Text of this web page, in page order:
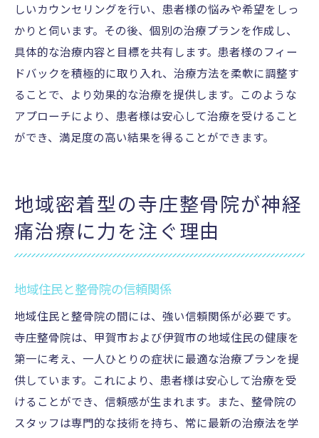
しいカウンセリングを行い、患者様の悩みや希望をしっ
かりと伺います。その後、個別の治療プランを作成し、
具体的な治療内容と目標を共有します。患者様のフィー
ドバックを積極的に取り入れ、治療方法を柔軟に調整す
ることで、より効果的な治療を提供します。このような
アプローチにより、患者様は安心して治療を受けること
ができ、満足度の高い結果を得ることができます。
地域密着型の寺庄整骨院が神経
痛治療に力を注ぐ理由
地域住民と整骨院の信頼関係
地域住民と整骨院の間には、強い信頼関係が必要です。
寺庄整骨院は、甲賀市および伊賀市の地域住民の健康を
第一に考え、一人ひとりの症状に最適な治療プランを提
供しています。これにより、患者様は安心して治療を受
けることができ、信頼感が生まれます。また、整骨院の
スタッフは専門的な技術を持ち、常に最新の治療法を学